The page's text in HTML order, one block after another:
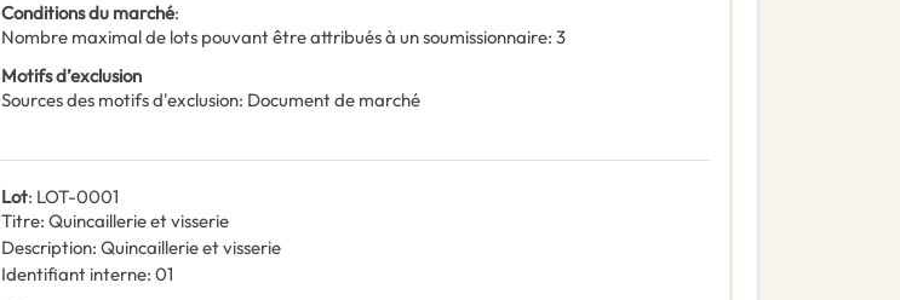
Conditions du marché:
Nombre maximal de lots pouvant être attribués à un soumissionnaire: 3
Motifs d’exclusion
Sources des motifs d'exclusion: Document de marché
Lot: LOT-0001
Titre: Quincaillerie et visserie
Description: Quincaillerie et visserie
Identifiant interne: 01